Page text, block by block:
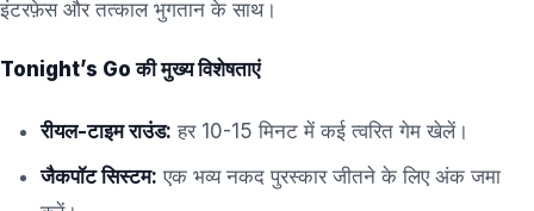
इंटरफ़ेस और तत्काल भुगतान के साथ।
Tonight’s Go की मुख्य विशेषताएं
रीयल-टाइम राउंड: हर 10-15 मिनट में कई त्वरित गेम खेलें।
जैकपॉट सिस्टम: एक भव्य नकद पुरस्कार जीतने के लिए अंक जमा